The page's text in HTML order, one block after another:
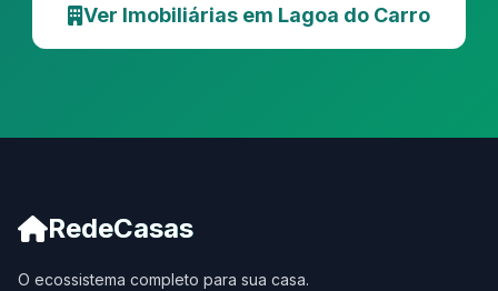
Ver Imobiliárias em Lagoa do Carro
RedeCasas
O ecossistema completo para sua casa.